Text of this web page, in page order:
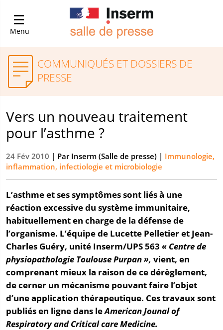
Menu
COMMUNIQUÉS ET DOSSIERS DE
PRESSE
Vers un nouveau traitement
pour l’asthme ?
24 Fév 2010 | ParInserm (Salle de presse) | Immunologie,
inflammation, infectiologie et microbiologie
L’asthme et ses symptômes sont liés à une
réaction excessive du système immunitaire,
habituellement en charge de la défense de
l’organisme. L’équipe de Lucette Pelletier et Jean-
Charles Guéry, unité Inserm/UPS 563 « Centre de
physiopathologie Toulouse Purpan », vient, en
comprenant mieux la raison de ce dérèglement,
de cerner un mécanisme pouvant faire l’objet
d’une application thérapeutique. Ces travaux sont
publiés en ligne dans leAmerican Jounal of
Respiratory and Critical care Medicine.